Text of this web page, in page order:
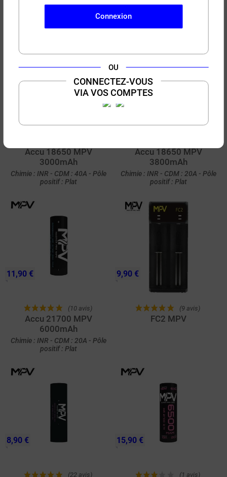
Connexion
OU
CONNECTEZ-VOUS
VIA VOS COMPTES
Chimie : INR - CDM : 18A - Pôle
Chimie : INR - CDM : 90A - Pôle
Accu 18650 MPV
3000mAh
Chimie : INR - CDM : 40A - Pôle
positif : Plat
Accu 18650 MPV
3800mAh
Chimie : INR - CDM : 20A - Pôle
positif : Plat
9,90 €
(10 avis)
Accu 21700 MPV
6000mAh
Chimie : INR - CDM : 20A - Pôle
positif : Plat
11,90 €
(9 avis)
FC2 MPV
9,90 €
(22 avis)
8,90 €
(1 avis)
15,90 €